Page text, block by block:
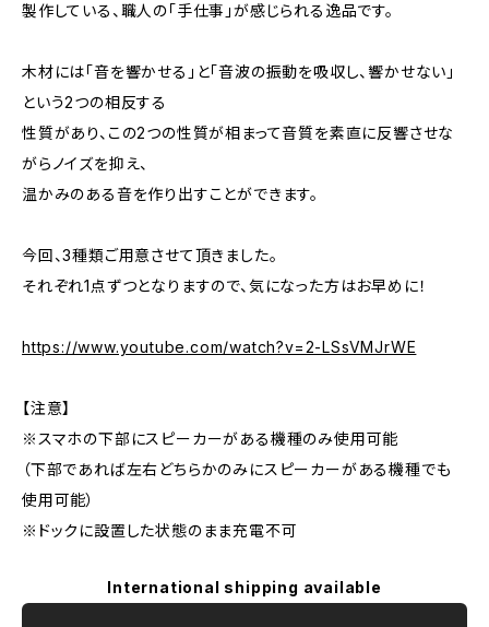
製作している、職人の「手仕事」が感じられる逸品です。
木材には「音を響かせる」と「音波の振動を吸収し、響かせない」
という2つの相反する
性質があり、この2つの性質が相まって音質を素直に反響させな
がらノイズを抑え、
温かみのある音を作り出すことができます。
今回、3種類ご用意させて頂きました。
それぞれ1点ずつとなりますので、気になった方はお早めに！
https://www.youtube.com/watch?v=2-LSsVMJrWE
【注意】
※スマホの下部にスピーカーがある機種のみ使用可能
（下部であれば左右どちらかのみにスピーカーがある機種でも
使用可能）
※ドックに設置した状態のまま充電不可
International shipping available